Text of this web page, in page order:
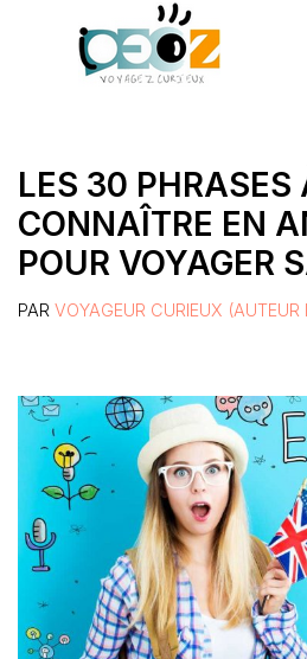
LES 30 PHRASES
CONNAÎTRE EN
POUR VOYAGER
PAR VOYAGEUR CURIEUX (AUTEUR